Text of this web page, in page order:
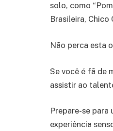
solo, como
Brasileira,
Não perca esta
Se você é fã de
assistir ao
Prepare-se para
experiência